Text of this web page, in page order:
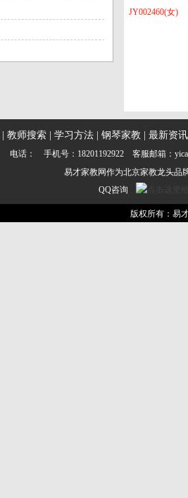
JY002460(女)
教师搜索 学习方法 钢琴家教 最新资讯
电话： 手机号：18201192922 客服邮箱：
易才家教网作为北京家教龙头品
QQ咨询
作为 北京家教
一家教服务
版权所有：